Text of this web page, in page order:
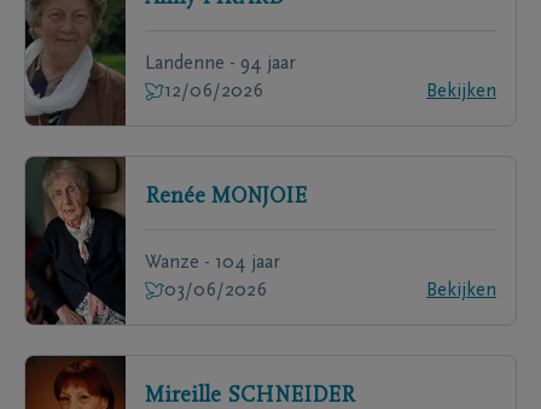
Landenne - 94 jaar
12/06/2026
Bekijken
Renée MONJOIE
Wanze - 104 jaar
03/06/2026
Bekijken
Mireille SCHNEIDER